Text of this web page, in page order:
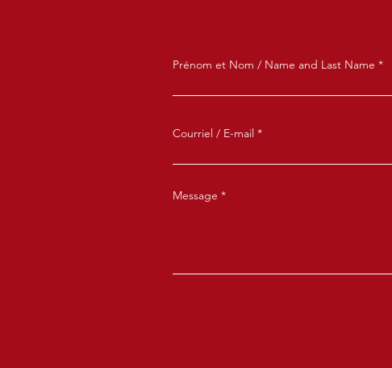
Prénom et Nom / Name and Last Name
Courriel / E-mail
Message